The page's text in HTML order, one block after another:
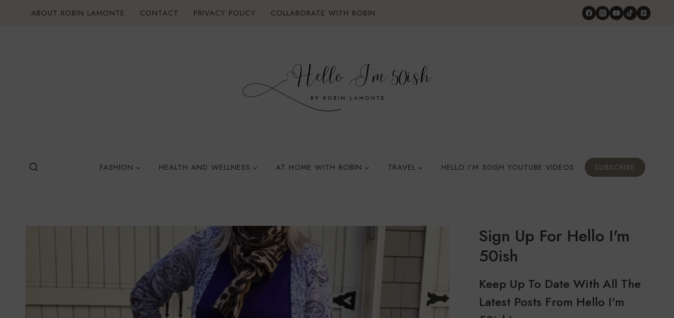
ABOUT ROBIN LAMONTE CONTACT PRIVACY POLICY COLLABORATE WITH ROBIN
FASHION HEALTH AND WELLNESS AT HOME WITH ROBIN TRAVEL HELLO I’M 50ISH YOUTUBE VIDEOS SUBSCRIBE
Sign Up For Hello I'm
50ish
Keep Up To Date With All The
Latest Posts From Hello I'm